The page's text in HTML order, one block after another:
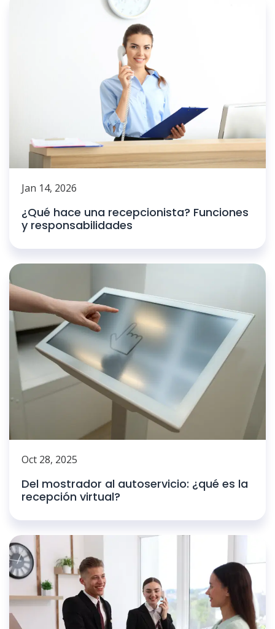
Jan 14, 2026
¿Qué hace una recepcionista? Funciones
y responsabilidades
Oct 28, 2025
Del mostrador al autoservicio: ¿qué es la
recepción virtual?